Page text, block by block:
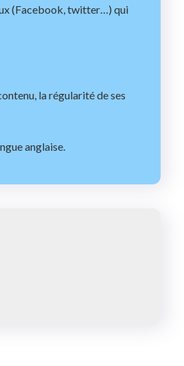
(Facebook, twitter…) qui
la régularité de ses
anglaise.